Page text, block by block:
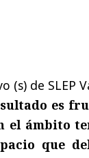
(s) de SLEP
es
el ámbito
que